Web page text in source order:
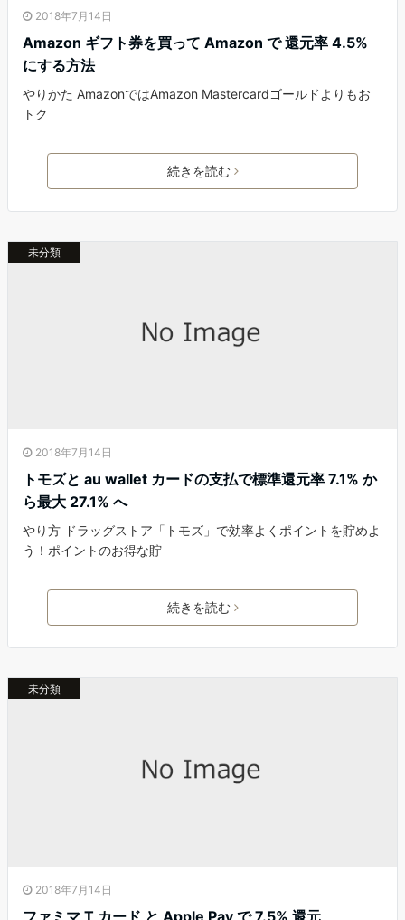
2018年7月14日
Amazon ギフト券を買って Amazon で 還元率 4.5%
にする方法
やりかた AmazonではAmazon Mastercardゴールドよりもお
トク
続きを読む
未分類
2018年7月14日
トモズと au wallet カードの支払で標準還元率 7.1% か
ら最大 27.1% へ
やり方 ドラッグストア「トモズ」で効率よくポイントを貯めよ
う！ポイントのお得な貯
続きを読む
未分類
2018年7月14日
ファミマ T カード と Apple Pay で 7.5% 還元